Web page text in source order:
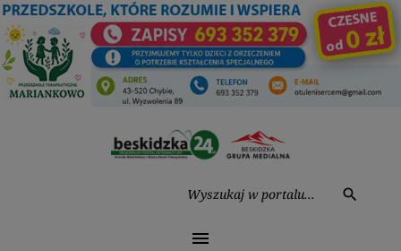
Przejdź
do
treści
search
menu